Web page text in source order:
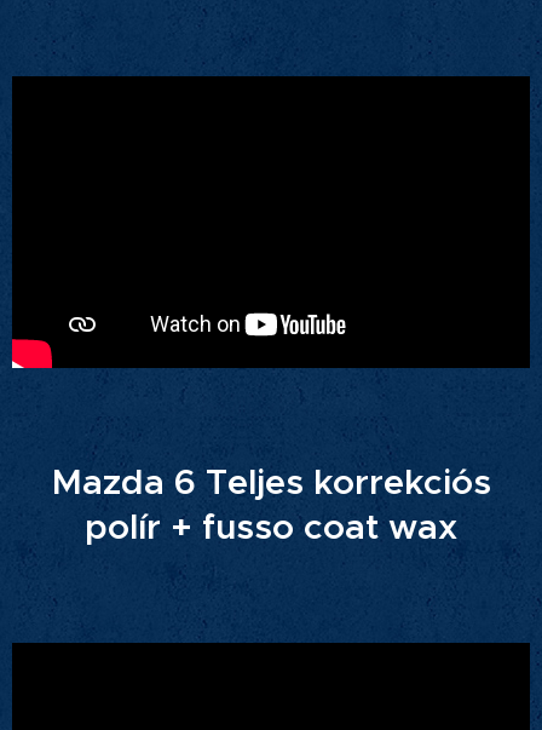
Mazda 6 Teljes korrekciós
polír + fusso coat wax